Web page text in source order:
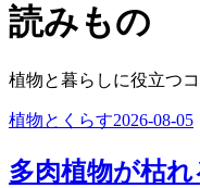
読みもの
植物と暮らしに役立つ
植物とくらす2026-08-05
多肉植物が枯